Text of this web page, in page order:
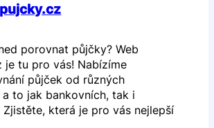
porovnat půjčky? Web
je tu pro vás! Nabízíme
půjček od různých
to jak bankovních, tak i
Zjistěte, která je pro vás nejlepší